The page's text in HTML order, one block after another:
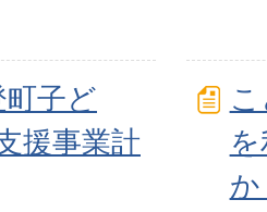
町子ど
援事業計
か